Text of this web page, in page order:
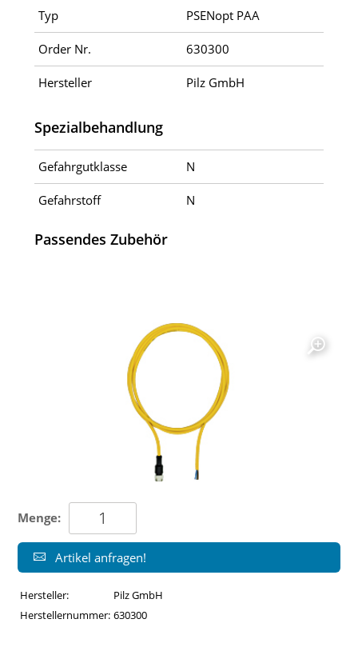
Typ PSENopt PAA
Order Nr. 630300
Hersteller Pilz GmbH
Spezialbehandlung
Gefahrgutklasse N
Gefahrstoff N
Passendes Zubehör
Menge:
Artikel anfragen!
Hersteller:
Pilz GmbH
Herstellernummer: 630300